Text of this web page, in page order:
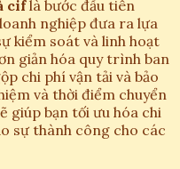
ciflà bước đầu tiên
nghiệp đưa ra lựa
kiểm soát và linh hoạt
giản hóa quy trình ban
chi phí vận tải và bảo
và thời điểm chuyển
giúp bạn tối ưu hóa chi
sự thành công cho các